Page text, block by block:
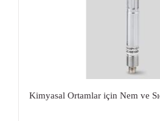
Kimyasal Ortamlar için Nem ve